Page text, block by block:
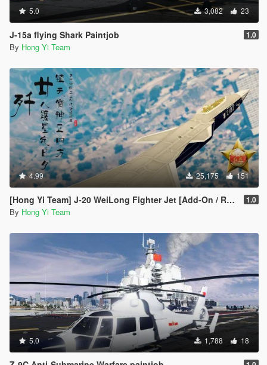
5.0 3,082 23
J-15a flying Shark Paintjob 1.0
By Hong Yi Team
4.99 25,175 151
[Hong Yi Team] J-20 WeiLong Fighter Jet [Add-On / Replace] 1.0
By Hong Yi Team
5.0 1,788 18